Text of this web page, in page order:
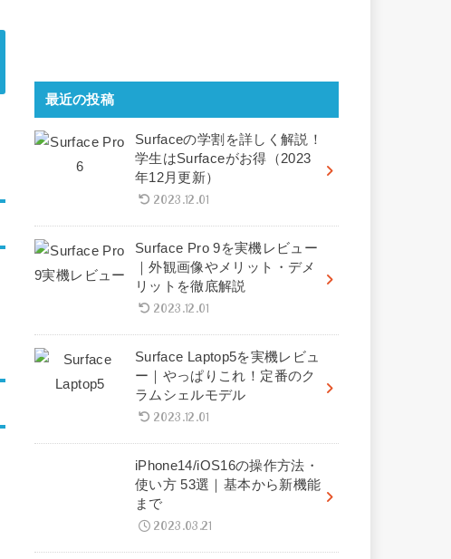
最近の投稿
Surfaceの学割を詳しく解説！
学生はSurfaceがお得（2023
年12月更新）
2023.12.01
Surface Pro 9を実機レビュー
｜外観画像やメリット・デメ
リットを徹底解説
2023.12.01
Surface Laptop5を実機レビュ
ー｜やっぱりこれ！定番のク
ラムシェルモデル
2023.12.01
iPhone14/iOS16の操作方法・
使い方 53選｜基本から新機能
まで
2023.03.21